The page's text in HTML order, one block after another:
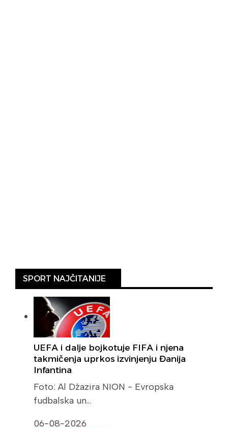
SPORT NAJČITANIJE
UEFA i dalje bojkotuje FIFA i njena
takmičenja uprkos izvinjenju Đanija
Infantina
Foto: Al Džazira NION - Evropska
fudbalska un…
06-08-2026